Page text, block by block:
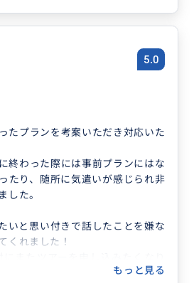
5.0
たプランを考案いただき対応いた
終わった際には事前プランにはな
たり、随所に気遣いが感じられ非
した。
いと思い付きで話したことを嫌な
くれました！
もっと見る